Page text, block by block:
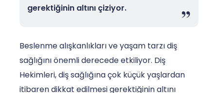
gerektiğinin altını çiziyor.
Beslenme alışkanlıkları ve yaşam tarzı diş
sağlığını önemli derecede etkiliyor. Diş
Hekimleri, diş sağlığına çok küçük yaşlardan
itibaren dikkat edilmesi gerektiğinin altını